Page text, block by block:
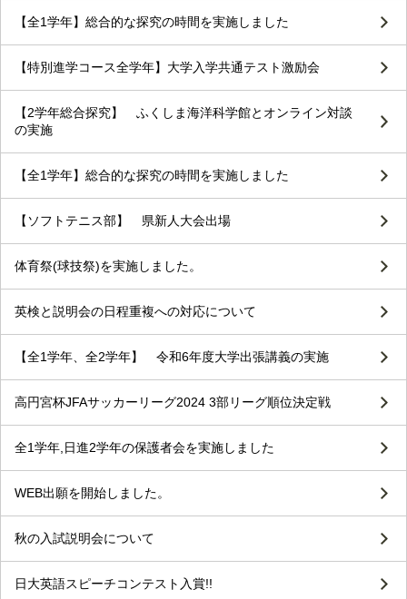
【全1学年】総合的な探究の時間を実施しました
【特別進学コース全学年】大学入学共通テスト激励会
【2学年総合探究】 ふくしま海洋科学館とオンライン対談
の実施
【全1学年】総合的な探究の時間を実施しました
【ソフトテニス部】 県新人大会出場
体育祭(球技祭)を実施しました。
英検と説明会の日程重複への対応について
【全1学年、全2学年】 令和6年度大学出張講義の実施
高円宮杯JFAサッカーリーグ2024 3部リーグ順位決定戦
全1学年,日進2学年の保護者会を実施しました
WEB出願を開始しました。
秋の入試説明会について
日大英語スピーチコンテスト入賞!!